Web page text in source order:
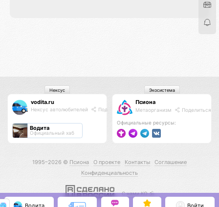
vodita.ru
Нексус автолюбителей Поделиться
Водита
Официальный хаб
Нексус
Псиона
Метаорганизм Поделиться
Официальные ресурсы:
Экосистема
1995–2026 © Псиона О проекте Контакты
Соглашение
Конфиденциальность
С нами КО 🕉️
Водита Войти